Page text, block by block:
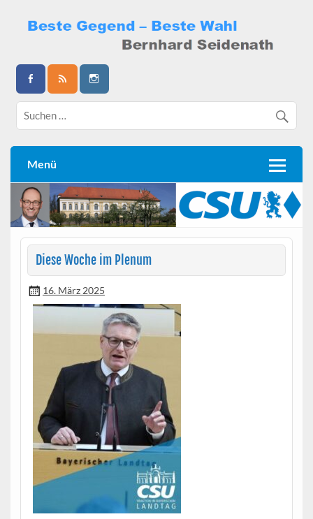
content
Bernhard Seidenath
Menü
Diese Woche im Plenum
16. März 2025